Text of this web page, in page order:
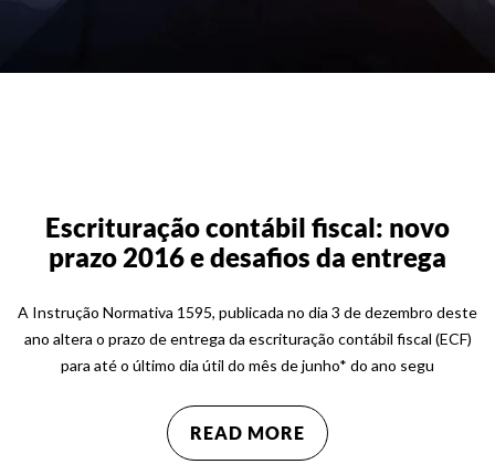
Escrituração contábil fiscal: novo
prazo 2016 e desafios da entrega
A Instrução Normativa 1595, publicada no dia 3 de dezembro deste
ano altera o prazo de entrega da escrituração contábil fiscal (ECF)
para até o último dia útil do mês de junho* do ano segu
READ MORE